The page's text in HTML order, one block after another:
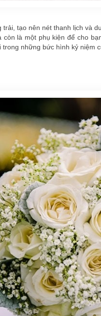
tạo nên nét thanh lịch
còn là một phụ kiện để cho
những bức hình kỷ niệm